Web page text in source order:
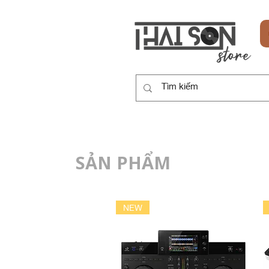
SẢN PHẨM
NEW